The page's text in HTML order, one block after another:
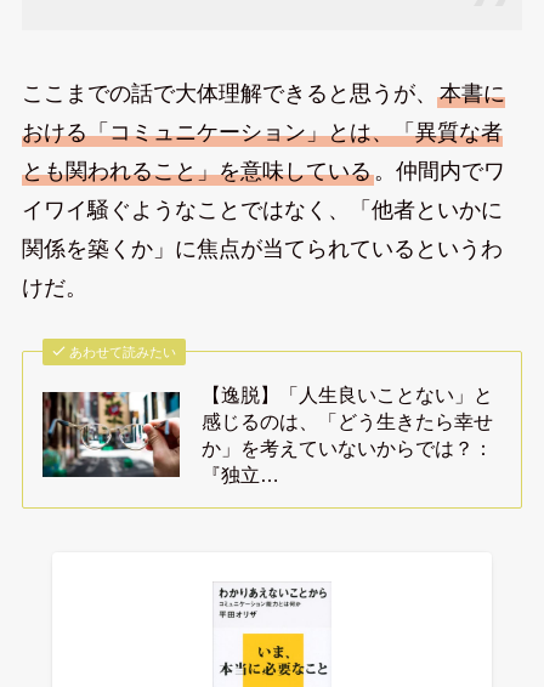
ここまでの話で大体理解できると思うが、 本書に
おける「コミュニケーション」とは、「異質な者
とも関われること」を意味している。仲間内でワ
イワイ騒ぐようなことではなく、「他者といかに
関係を築くか」に焦点が当てられているというわ
けだ。
あわせて読みたい
【逸脱】「人生良いことない」と
感じるのは、「どう生きたら幸せ
か」を考えていないからでは？：
『独立…